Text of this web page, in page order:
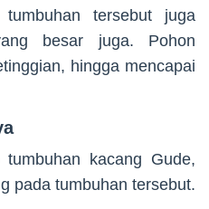
tersebut juga
besar juga. Pohon
hingga mencapai
kacang Gude,
pada tumbuhan tersebut.